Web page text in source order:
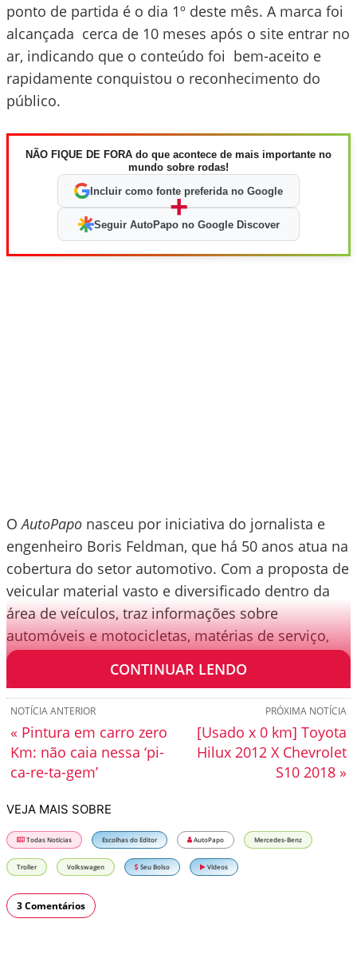
ponto de partida é o dia 1º deste mês. A marca foi
alcançada cerca de 10 meses após o site entrar no
ar, indicando que o conteúdo foi bem-aceito e
rapidamente conquistou o reconhecimento do
público.
NÃO FIQUE DE FORA do que acontece de mais importante no
mundo sobre rodas!
Incluir como fonte preferida no Google
+
Seguir AutoPapo no Google Discover
OAutoPapo nasceu por iniciativa do jornalista e
engenheiro Boris Feldman, que há 50 anos atua na
cobertura do setor automotivo. Com a proposta de
veicular material vasto e diversificado dentro da
área de veículos, traz informações sobre
automóveis e motocicletas, matérias de serviço,
curiosidades e detalhes sobre a história do setor.
CONTINUAR LENDO
PRÓXIMA NOTÍCIA
[Usado x 0 km] Toyota
Hilux 2012 X Chevrolet
S10 2018 »
NOTÍCIA ANTERIOR
« Pintura em carro zero
Km: não caia nessa ‘pi-
ca-re-ta-gem’
VEJA MAIS SOBRE
Todas Notícias Escolhas do Editor AutoPapo Mercedes-Benz
Troller Volkswagen Seu Bolso Vídeos
3 Comentários